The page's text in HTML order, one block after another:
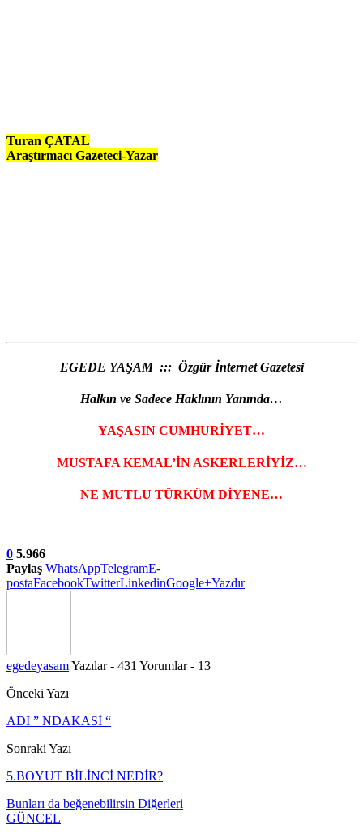
Turan ÇATAL
Araştırmacı Gazeteci-Yazar
EGEDE YAŞAM ::: Özgür İnternet Gazetesi
Halkın ve Sadece Haklının Yanında…
YAŞASIN CUMHURİYET…
MUSTAFA KEMAL’İN ASKERLERİYİZ…
NE MUTLU TÜRKÜM DİYENE…
0 5.966
Paylaş WhatsAppTelegramE-
postaFacebookTwitterLinkedinGoogle+Yazdır
egedeyasamYazılar - 431 Yorumlar - 13
Önceki Yazı
ADI ” NDAKASİ “
Sonraki Yazı
5.BOYUT BİLİNCİ NEDİR?
Bunları da beğenebilirsin Diğerleri
GÜNCEL